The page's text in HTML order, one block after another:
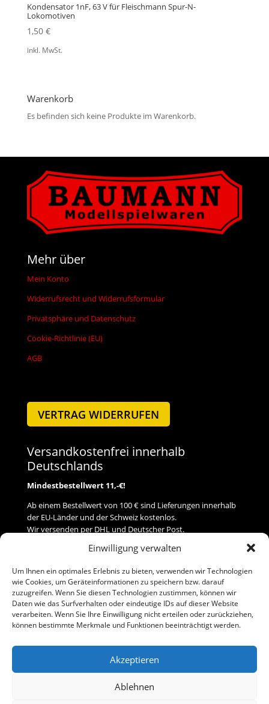
Einwilligung verwalten
Um Ihnen ein optimales Erlebnis zu bieten, verwenden wir Technologien
wie Cookies, um Geräteinformationen zu speichern bzw. darauf
zuzugreifen. Wenn Sie diesen Technologien zustimmen, können wir
Daten wie das Surfverhalten oder eindeutige IDs auf dieser Website
verarbeiten. Wenn Sie Ihre Einwilligung nicht erteilen oder zurückziehen,
können bestimmte Merkmale und Funktionen beeinträchtigt werden.
Akzeptieren
Ablehnen
Kondensator 1nF, 63 V für Fleischmann Spur-N-
Lokomotiven
1,50 €
inkl. MwSt.
Warenkorb
Es befinden sich keine Produkte im Warenkorb.
Mehr über
Mein Konto
Widerrufsrecht und Widerrufsformular
Privatsphäre und Datenschutz
Cookie-Richtlinie (EU)
AGB
VERTRAG WIDERRUFEN
Versandkostenfrei innerhalb
Deutschlands
Mindestbestellwert 11,-€!
Ab einem Bestellwert von 100 € sind Lieferungen innerhalb
der EU-Länder und der Schweiz kostenlos.
Wir versenden per DHL und Deutscher Post.
Versand
Zahlung
Baumann Modellspielwaren
Telefon (0 91 61) 33 84